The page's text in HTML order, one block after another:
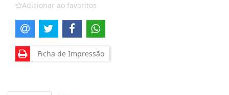
Adicionar ao favoritos
Ficha de Impressão